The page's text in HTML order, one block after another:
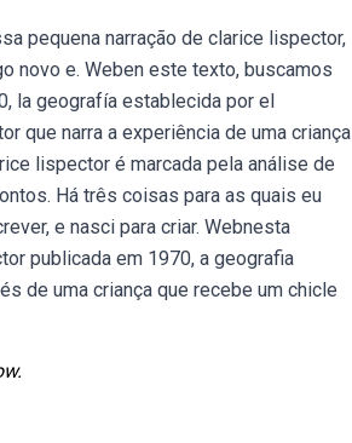
pequena narração de clarice lispector,
novo e. Weben este texto, buscamos
la geografía establecida por el
que narra a experiência de uma criança
lispector é marcada pela análise de
Há três coisas para as quais eu
e nasci para criar. Webnesta
publicada em 1970, a geografia
de uma criança que recebe um chicle